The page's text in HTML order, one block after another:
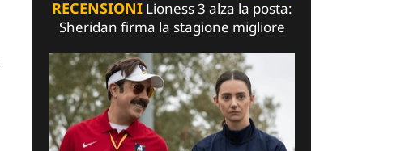
RECENSIONILioness 3 alza la posta:
Sheridan firma la stagione migliore